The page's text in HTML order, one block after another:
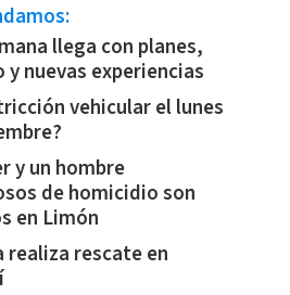
llega con planes,
y nuevas experiencias
vehicular el lunes
y un hombre
de homicidio son
en Limón
realiza rescate en